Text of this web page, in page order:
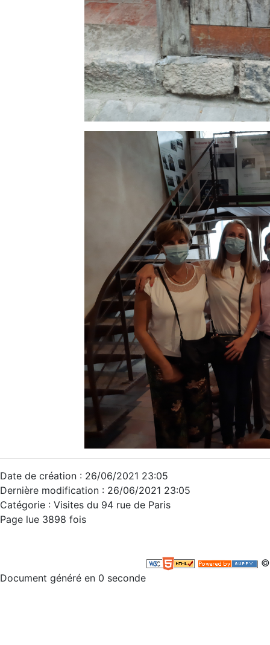
Date de création : 26/06/2021 23:05
Dernière modification : 26/06/2021 23:05
Catégorie : Visites du 94 rue de Paris
Page lue 3898 fois
©
Document généré en 0 seconde